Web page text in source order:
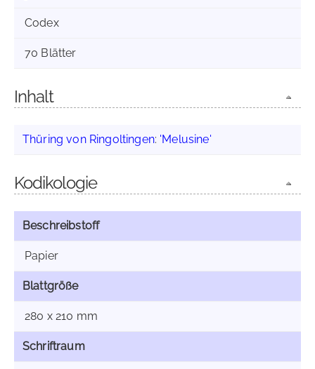
Codex
70 Blätter
Inhalt
Thüring von Ringoltingen: 'Melusine'
Kodikologie
Beschreibstoff
Papier
Blattgröße
280 x 210 mm
Schriftraum